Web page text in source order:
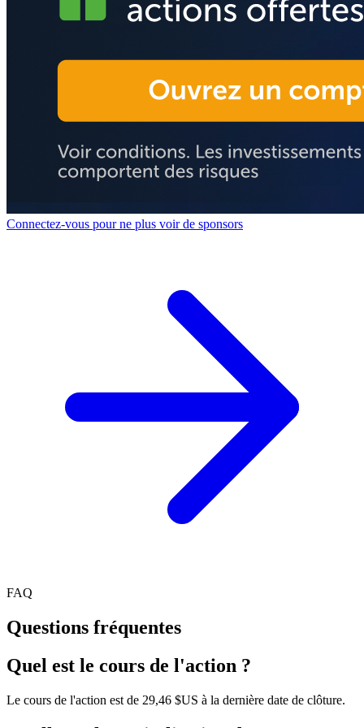
Connectez-vous pour ne plus voir de sponsors
FAQ
Questions fréquentes
Quel est le cours de l'action ?
Le cours de l'action est de 29,46 $US à la dernière date de clôture.